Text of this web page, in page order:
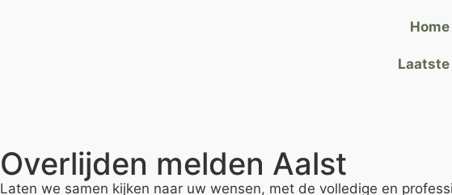
Home
Overlijden melden Aalst
Laten we samen kijken naar uw wensen, met de volledige en